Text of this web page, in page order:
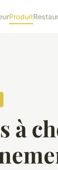
Produit
à